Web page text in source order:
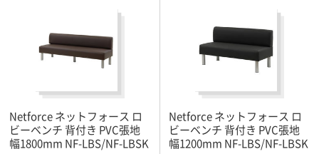
Netforce ネットフォース ロ
ビーベンチ 背付き PVC張地
幅1800mm NF-LBS/NF-LBSK
Netforce ネットフォース ロ
ビーベンチ 背付き PVC張地
幅1200mm NF-LBS/NF-LBSK